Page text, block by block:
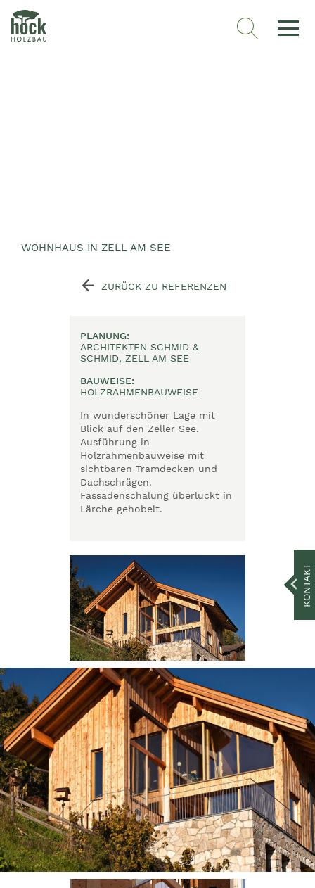
KONTAKT
WOHNHAUS IN ZELL AM SEE
ZURÜCK ZU REFERENZEN
PLANUNG:
ARCHITEKTEN SCHMID &
SCHMID, ZELL AM SEE
BAUWEISE:
HOLZRAHMENBAUWEISE
In wunderschöner Lage mit
Blick auf den Zeller See.
Ausführung in
Holzrahmenbauweise mit
sichtbaren Tramdecken und
Dachschrägen.
Fassadenschalung überluckt in
Lärche gehobelt.